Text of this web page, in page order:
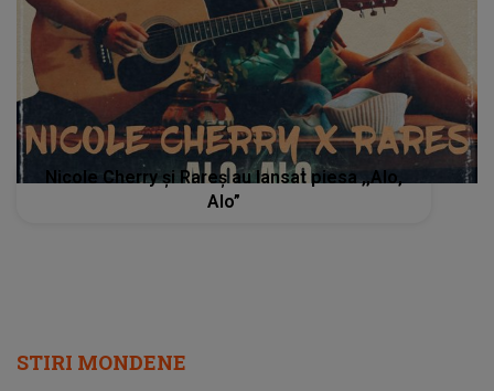
Nicole Cherry și Rareș au lansat piesa ,,Alo,
Alo”
STIRI MONDENE